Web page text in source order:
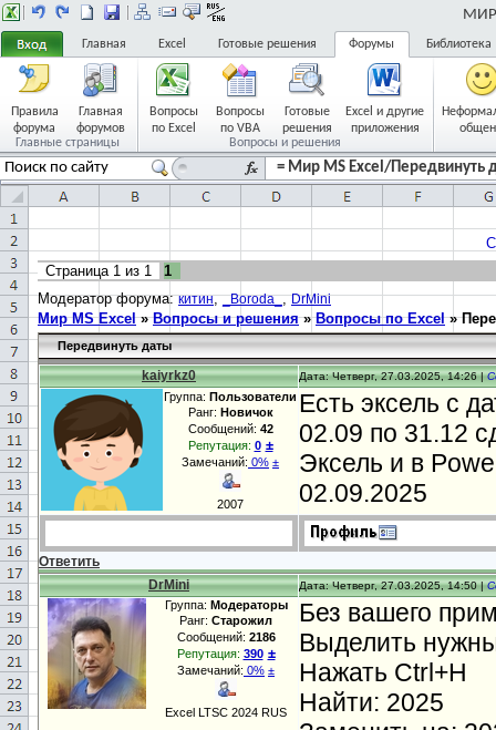
МИР
Главная Excel Готовые решения Форумы Библиотека
Правила
форума
Главная
форумов
Главные страницы
Вопросы
по Excel
Вопросы
по VBA
Готовые
решения
Excel и другие
приложения
Вопросы и решения
= Мир MS Excel/Передвинуть
Страница 1 из 1
1
Модератор форума:китин,_Boroda_,DrMini
Мир MS Excel » Вопросы и решения » Вопросы по Excel »
Передвинуть даты
kaiyrkz0 Дата: Четверг, 27.03.2025, 14:26 |
Группа: Пользователи
Ранг: Новичок
Сообщений: 42
Репутация: 0 ±
Замечаний: 0% ±
2007
Есть эксель с
02.09 по 31.12
Эксель и в
02.09.2025
Ответить
DrMini
Дата: Четверг, 27.03.2025, 14:50 |
Группа: Модераторы
Ранг: Старожил
Сообщений: 2186
Репутация: 390 ±
Замечаний: 0% ±
Excel LTSC 2024 RUS
Без вашего
Выделить
Нажать Ctrl+H
Найти: 2025